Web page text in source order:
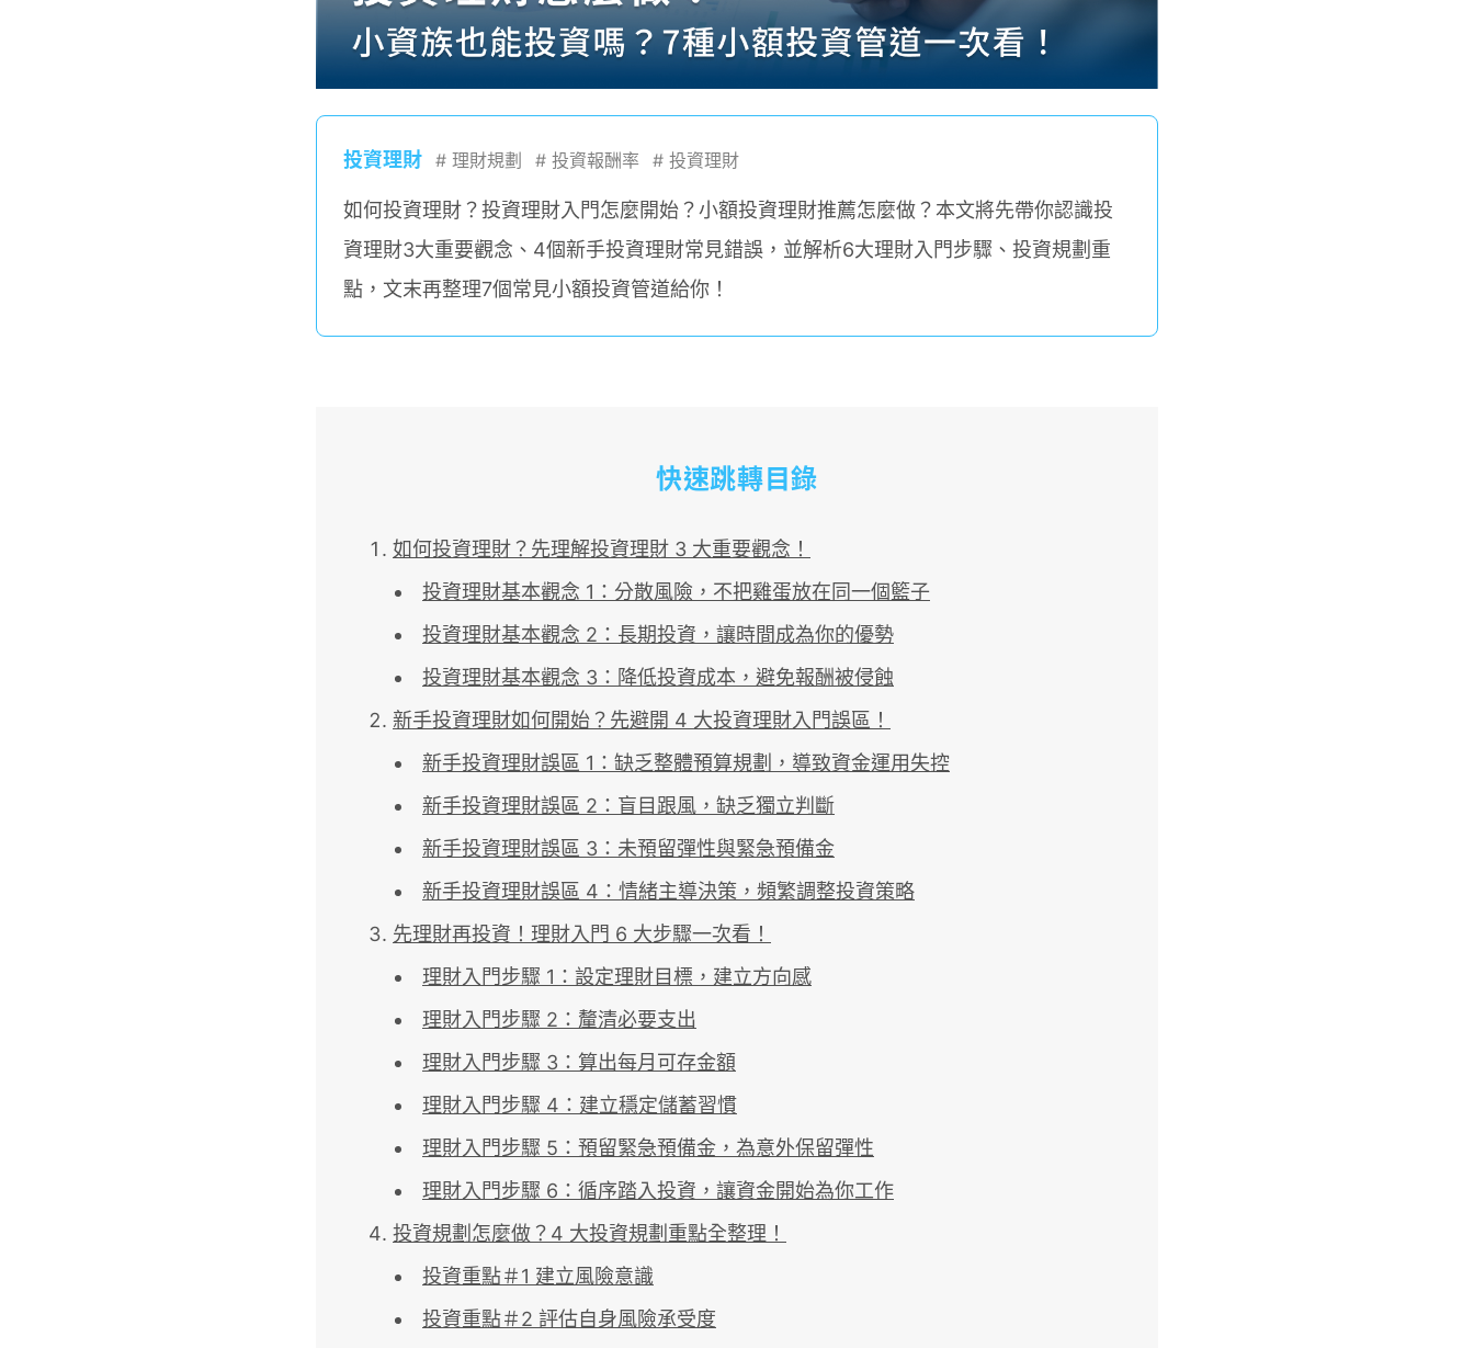
投資理財 # 理財規劃 # 投資報酬率 # 投資理財
如何投資理財？投資理財入門怎麼開始？小額投資理財推薦怎麼做？本文將先帶你認識投
資理財3大重要觀念、4個新手投資理財常見錯誤，並解析6大理財入門步驟、投資規劃重
點，文末再整理7個常見小額投資管道給你！
快速跳轉目錄
如何投資理財？先理解投資理財 3 大重要觀念！
投資理財基本觀念 1：分散風險，不把雞蛋放在同一個籃子
投資理財基本觀念 2：長期投資，讓時間成為你的優勢
投資理財基本觀念 3：降低投資成本，避免報酬被侵蝕
新手投資理財如何開始？先避開 4 大投資理財入門誤區！
新手投資理財誤區 1：缺乏整體預算規劃，導致資金運用失控
新手投資理財誤區 2：盲目跟風，缺乏獨立判斷
新手投資理財誤區 3：未預留彈性與緊急預備金
新手投資理財誤區 4：情緒主導決策，頻繁調整投資策略
先理財再投資！理財入門 6 大步驟一次看！
理財入門步驟 1：設定理財目標，建立方向感
理財入門步驟 2：釐清必要支出
理財入門步驟 3：算出每月可存金額
理財入門步驟 4：建立穩定儲蓄習慣
理財入門步驟 5：預留緊急預備金，為意外保留彈性
理財入門步驟 6：循序踏入投資，讓資金開始為你工作
投資規劃怎麼做？4 大投資規劃重點全整理！
投資重點＃1 建立風險意識
投資重點＃2 評估自身風險承受度